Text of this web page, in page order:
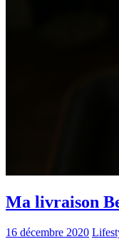
Ma livraison
16 décembre 2020